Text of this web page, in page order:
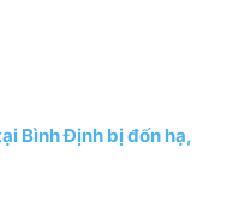
Bình Định bị đốn hạ,